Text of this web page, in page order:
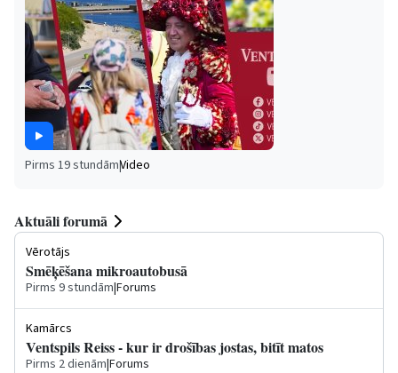
Pirms 19 stundām|Video
Aktuāli forumā
Vērotājs
Smēķēšana mikroautobusā
Pirms 9 stundām|Forums
Kamārcs
Ventspils Reiss - kur ir drošības jostas, bitīt matos
Pirms 2 dienām|Forums